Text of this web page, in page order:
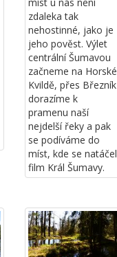
zdaleka tak
nehostinné, jako je
jeho pověst. Výlet
centrální Šumavou
začneme na Horské
Kvildě, přes Březník
dorazíme k
pramenu naší
nejdelší řeky a pak
se podíváme do
míst, kde se natáčel
film Král Šumavy.